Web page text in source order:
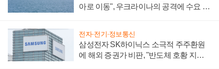
아로 이동", 우크라이나의 공격에 수요 늘
전자·전기·정보통신
삼성전자 SK하이닉스 소극적 주주환원
에 해외 증권가 비판, "반도체 호황 지속